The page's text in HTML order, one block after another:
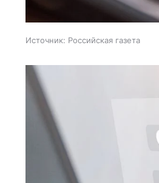
Источник: Российская газета